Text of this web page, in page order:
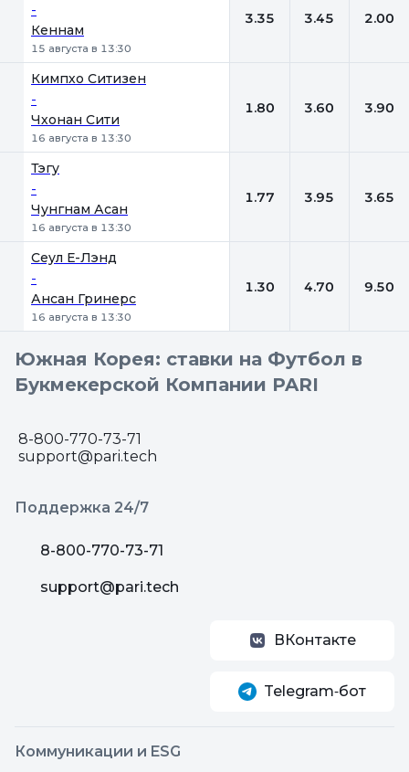
-
Кеннам
15 августа в 13:30
3.35 3.45 2.00
Кимпхо Ситизен
-
Чхонан Сити
16 августа в 13:30
1.80 3.60 3.90
Тэгу
-
Чунгнам Асан
16 августа в 13:30
1.77 3.95 3.65
Сеул Е-Лэнд
-
Ансан Гринерс
16 августа в 13:30
1.30 4.70 9.50
Южная Корея: ставки на Футбол в
Букмекерской Компании PARI
8-800-770-73-71
support@pari.tech
Поддержка 24/7
8-800-770-73-71
support@pari.tech
ВКонтакте
Telegram‑бот
Коммуникации и ESG